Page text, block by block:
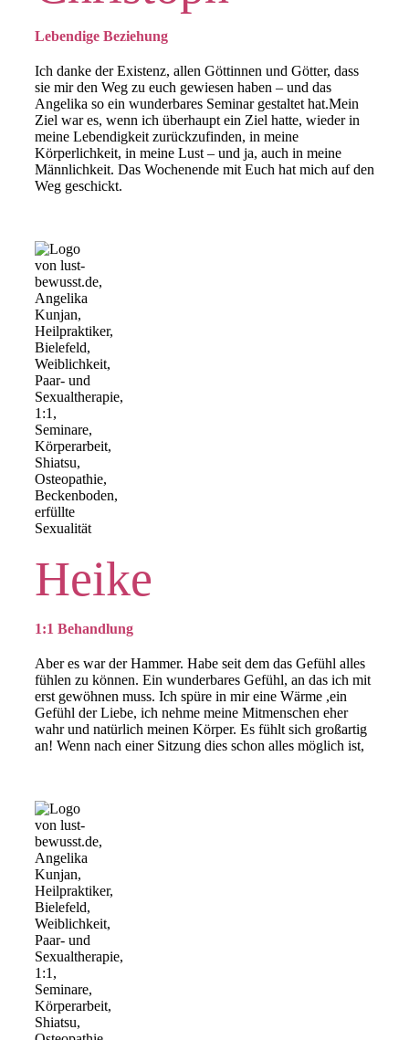
Lebendige Beziehung
Ich danke der Existenz, allen Göttinnen und Götter, dass
sie mir den Weg zu euch gewiesen haben – und das
Angelika so ein wunderbares Seminar gestaltet hat.Mein
Ziel war es, wenn ich überhaupt ein Ziel hatte, wieder in
meine Lebendigkeit zurückzufinden, in meine
Körperlichkeit, in meine Lust – und ja, auch in meine
Männlichkeit. Das Wochenende mit Euch hat mich auf den
Weg geschickt.
Heike
1:1 Behandlung
Aber es war der Hammer. Habe seit dem das Gefühl alles
fühlen zu können. Ein wunderbares Gefühl, an das ich mit
erst gewöhnen muss. Ich spüre in mir eine Wärme ,ein
Gefühl der Liebe, ich nehme meine Mitmenschen eher
wahr und natürlich meinen Körper. Es fühlt sich großartig
an! Wenn nach einer Sitzung dies schon alles möglich ist,